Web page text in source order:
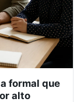
formal que
alto